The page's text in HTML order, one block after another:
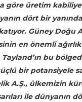
göre üretim
dört bir
Güney Doğu
en önemli
bu
bir potansiyele
A.Ş., ülkemizin
ile dünyanın